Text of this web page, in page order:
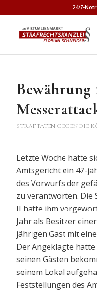
24/7-
Bewährung
STRAFTATEN GEGEN DIE
Letzte Woche hatte
Amtsgericht ein 47-
des Vorwurfs der
zu verantworten. Die
II hatte ihm
Jahr als Besitzer
jährigen Gast mit
Der Angeklagte
seinen Gästen
seinem Lokal
Feststellungen des